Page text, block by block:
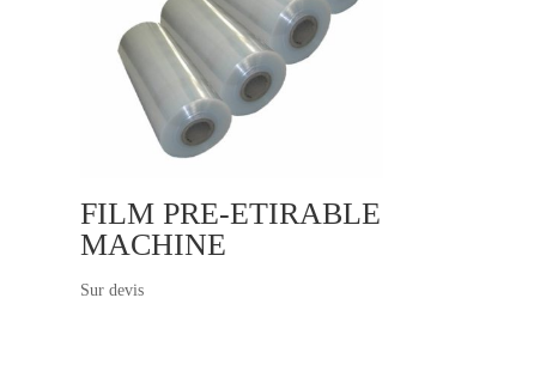
FILM PRE-ETIRABLE
MACHINE
Sur devis